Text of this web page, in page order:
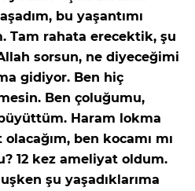
bu yaşantımı
Tam rahata erecektik, şu
sorsun, ne diyeceğimi
gidiyor. Ben hiç
Ben çoluğumu,
Haram lokma
ben kocamı mı
12 kez ameliyat oldum.
şu yaşadıklarıma